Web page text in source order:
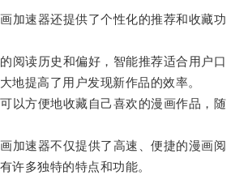
速器还提供了个性化的推荐和收藏功
读历史和偏好，智能推荐适合用户口
地提高了用户发现新作品的效率。
方便地收藏自己喜欢的漫画作品，随
速器不仅提供了高速、便捷的漫画阅
许多独特的特点和功能。